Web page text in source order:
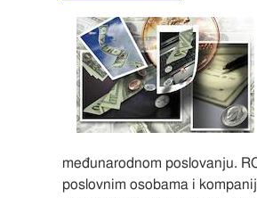
međunarodnom poslovanju.
poslovnim osobama i